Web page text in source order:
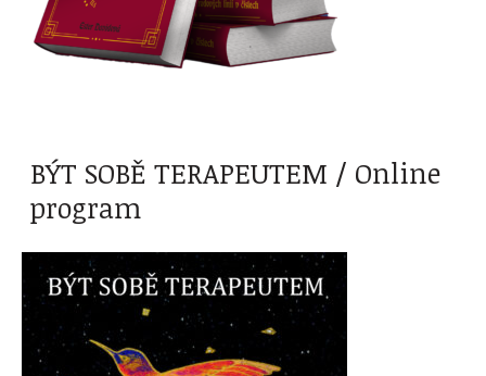
BÝT SOBĚ TERAPEUTEM / Online
program